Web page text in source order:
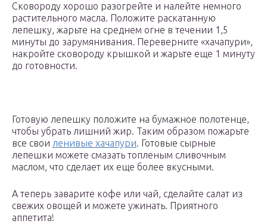
Сковороду хорошо разогрейте и налейте немного
растительного масла. Положите раскатанную
лепешку, жарьте на среднем огне в течении 1,5
минуты до зарумянивания. Переверните «хачапури»,
накройте сковороду крышкой и жарьте еще 1 минуту
до готовности.
Готовую лепешку положите на бумажное полотенце,
чтобы убрать лишний жир. Таким образом пожарьте
все свои ленивые хачапури. Готовые сырные
лепешки можете смазать топленым сливочным
маслом, что сделает их еще более вкусными.
А теперь заварите кофе или чай, сделайте салат из
свежих овощей и можете ужинать. Приятного
аппетита!